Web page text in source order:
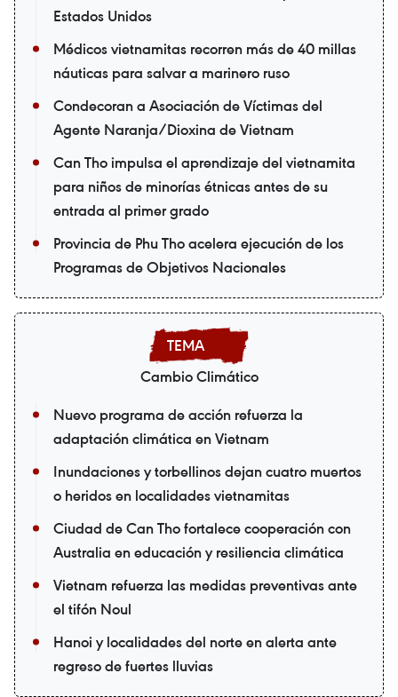
Estados Unidos
Médicos vietnamitas recorren más de 40 millas
náuticas para salvar a marinero ruso
Condecoran a Asociación de Víctimas del
Agente Naranja/Dioxina de Vietnam
Can Tho impulsa el aprendizaje del vietnamita
para niños de minorías étnicas antes de su
entrada al primer grado
Provincia de Phu Tho acelera ejecución de los
Programas de Objetivos Nacionales
Cambio Climático
Nuevo programa de acción refuerza la
adaptación climática en Vietnam
Inundaciones y torbellinos dejan cuatro muertos
o heridos en localidades vietnamitas
Ciudad de Can Tho fortalece cooperación con
Australia en educación y resiliencia climática
Vietnam refuerza las medidas preventivas ante
el tifón Noul
Hanoi y localidades del norte en alerta ante
regreso de fuertes lluvias